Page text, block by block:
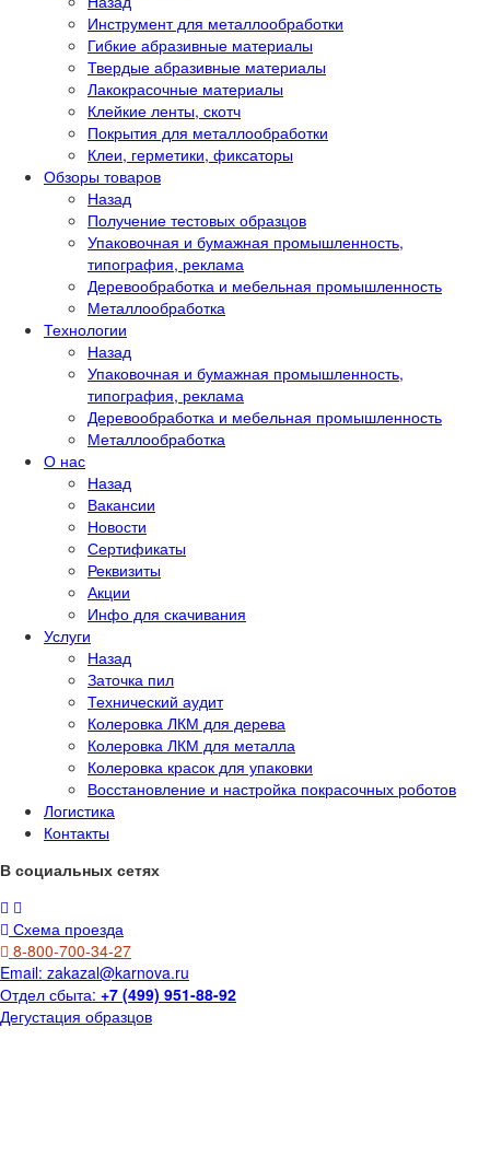
Инструмент для металлообработки
Гибкие абразивные материалы
Твердые абразивные материалы
Лакокрасочные материалы
Клейкие ленты, скотч
Покрытия для металлообработки
Клеи, герметики, фиксаторы
Обзоры товаров
Назад
Получение тестовых образцов
Упаковочная и бумажная промышленность,
типография, реклама
Деревообработка и мебельная промышленность
Металлообработка
Технологии
Назад
Упаковочная и бумажная промышленность,
типография, реклама
Деревообработка и мебельная промышленность
Металлообработка
О нас
Назад
Вакансии
Новости
Сертификаты
Реквизиты
Акции
Инфо для скачивания
Услуги
Назад
Заточка пил
Технический аудит
Колеровка ЛКМ для дерева
Колеровка ЛКМ для металла
Колеровка красок для упаковки
Восстановление и настройка покрасочных роботов
Логистика
Контакты
В социальных сетях
Схема проезда
8-800-700-34-27
Email: zakazal@karnova.ru
Отдел сбыта: +7 (499) 951-88-92
Дегустация образцов